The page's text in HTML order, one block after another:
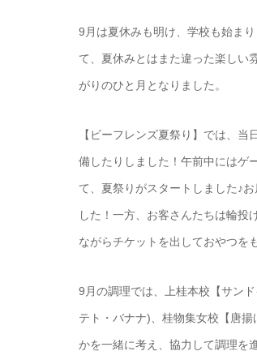
9月は夏休みも明け、学校も始ま
て、夏休みとはまた違った楽しい
がりのひと月となりました。
【ビーフレンズ夏祭り】では、
備したりしました！午前中にはゲ
て、夏祭りがスタートしました♪
した！一方、お客さんたちは輪投
ながらチケットを出しておやつを
9月の調理では、上桂本校【サン
テト・バナナ)、桂物集女校【唐
かを一緒に考え、協力して調理を